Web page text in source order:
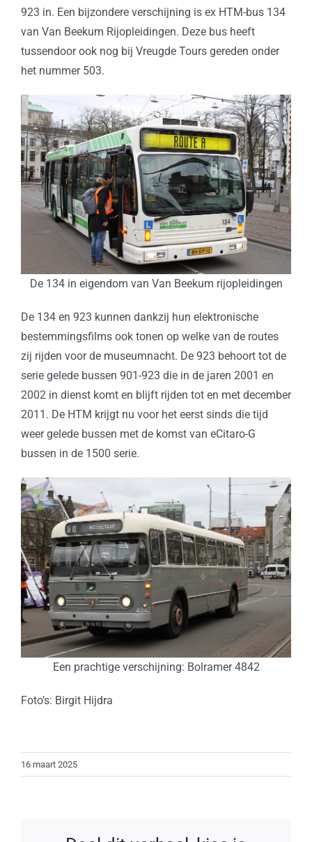
923 in. Een bijzondere verschijning is ex HTM-bus 134
van Van Beekum Rijopleidingen. Deze bus heeft
tussendoor ook nog bij Vreugde Tours gereden onder
het nummer 503.
De 134 in eigendom van Van Beekum rijopleidingen
De 134 en 923 kunnen dankzij hun elektronische
bestemmingsfilms ook tonen op welke van de routes
zij rijden voor de museumnacht. De 923 behoort tot de
serie gelede bussen 901-923 die in de jaren 2001 en
2002 in dienst komt en blijft rijden tot en met december
2011. De HTM krijgt nu voor het eerst sinds die tijd
weer gelede bussen met de komst van eCitaro-G
bussen in de 1500 serie.
Een prachtige verschijning: Bolramer 4842
Foto’s: Birgit Hijdra
16 maart 2025